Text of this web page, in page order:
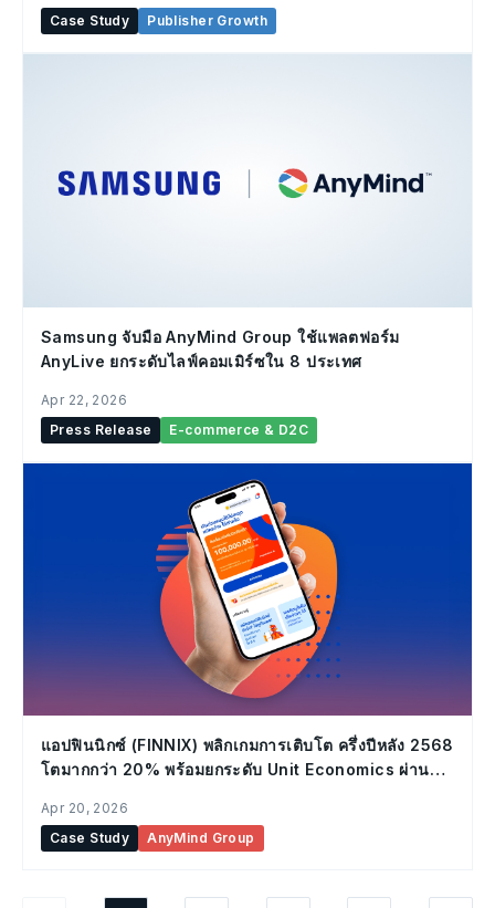
Case Study
Publisher Growth
Samsung จับมือ AnyMind Group ใช้แพลตฟอร์ม
AnyLive ยกระดับไลฟ์คอมเมิร์ซใน 8 ประเทศ
Apr 22, 2026
Press Release
E-commerce & D2C
แอปฟินนิกซ์ (FINNIX) พลิกเกมการเติบโต ครึ่งปีหลัง 2568
โตมากกว่า 20% พร้อมยกระดับ Unit Economics ผ่าน
Group
Apr 20, 2026
Case Study
AnyMind Group